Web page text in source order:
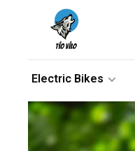
Electric Bikes